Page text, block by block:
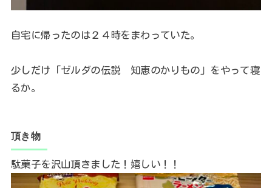
自宅に帰ったのは２４時をまわっていた。
少しだけ「ゼルダの伝説 知恵のかりもの」をやって寝
るか。
頂き物
駄菓子を沢山頂きました！嬉しい！！